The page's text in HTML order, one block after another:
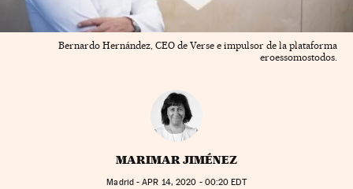
Bernardo Hernández, CEO de Verse e impulsor de la plataforma
eroessomostodos.
MARIMAR JIMÉNEZ
Madrid -APR 14, 2020 - 00:20 EDT